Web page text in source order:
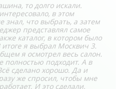
то долго искали.
в этом
знал, что выбрать, а затем
представлял самое
каталог, в котором было
я выбрал Москвич 3.
я осмотрел весь салон.
подходит. А в
сделано хорошо. Да и
же спросил, чтобы мне
И это сделали.